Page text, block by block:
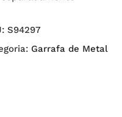
S94297
Garrafa de Metal